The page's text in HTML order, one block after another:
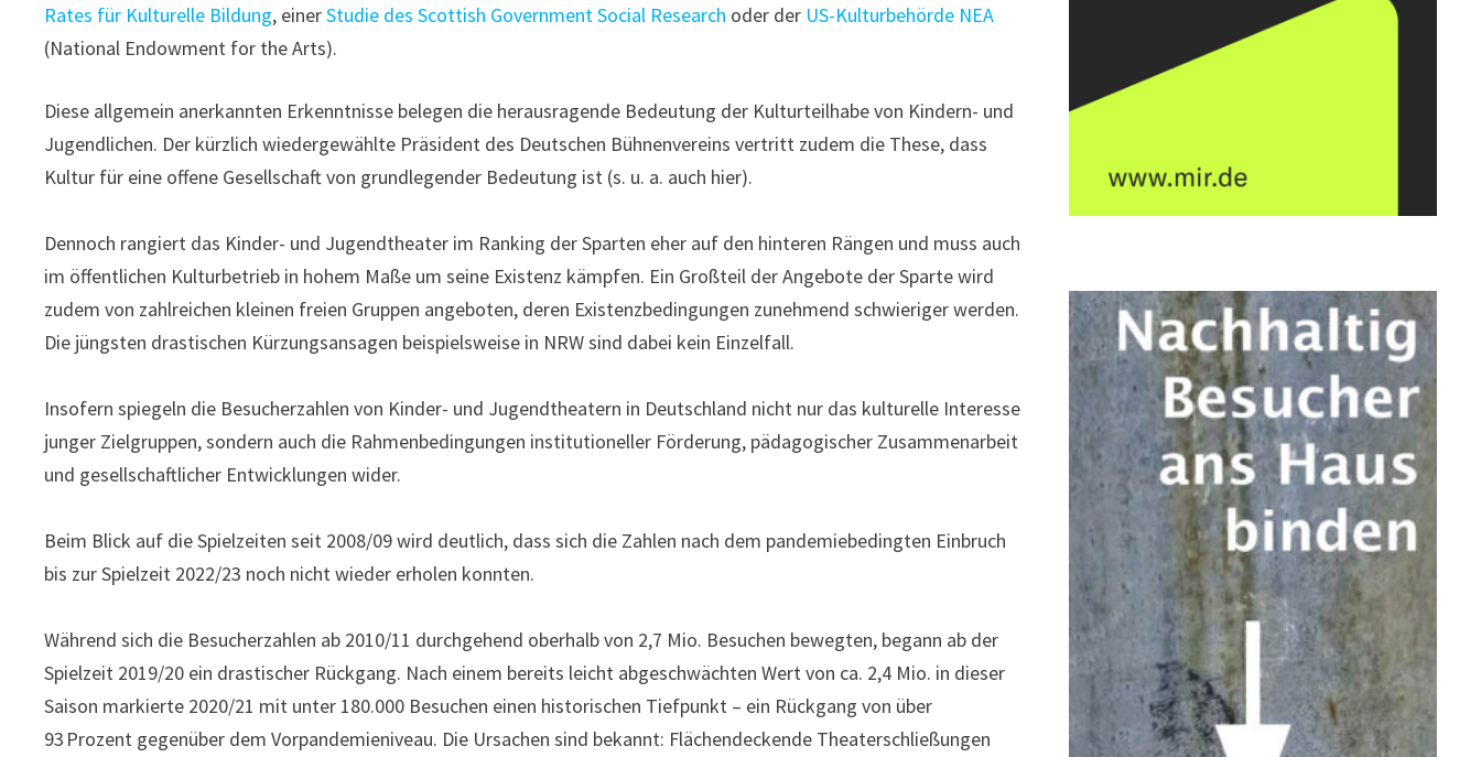
Rates für Kulturelle Bildung, einerStudie des Scottish Government Social Research oder der US-Kulturbehörde NEA
(National Endowment for the Arts).
Diese allgemein anerkannten Erkenntnisse belegen die herausragende Bedeutung der Kulturteilhabe von Kindern- und
Jugendlichen. Der kürzlich wiedergewählte Präsident des Deutschen Bühnenvereins vertritt zudem die These, dass
Kultur für eine offene Gesellschaft von grundlegender Bedeutung ist (s. u. a. auch hier).
Dennoch rangiert das Kinder- und Jugendtheater im Ranking der Sparten eher auf den hinteren Rängen und muss auch
im öffentlichen Kulturbetrieb in hohem Maße um seine Existenz kämpfen. Ein Großteil der Angebote der Sparte wird
zudem von zahlreichen kleinen freien Gruppen angeboten, deren Existenzbedingungen zunehmend schwieriger werden.
Die jüngsten drastischen Kürzungsansagen beispielsweise in NRW sind dabei kein Einzelfall.
Insofern spiegeln die Besucherzahlen von Kinder- und Jugendtheatern in Deutschland nicht nur das kulturelle Interesse
junger Zielgruppen, sondern auch die Rahmenbedingungen institutioneller Förderung, pädagogischer Zusammenarbeit
und gesellschaftlicher Entwicklungen wider.
Beim Blick auf die Spielzeiten seit 2008/09 wird deutlich, dass sich die Zahlen nach dem pandemiebedingten Einbruch
bis zur Spielzeit 2022/23 noch nicht wieder erholen konnten.
Während sich die Besucherzahlen ab 2010/11 durchgehend oberhalb von 2,7 Mio. Besuchen bewegten, begann ab der
Spielzeit 2019/20 ein drastischer Rückgang. Nach einem bereits leicht abgeschwächten Wert von ca. 2,4 Mio. in dieser
Saison markierte 2020/21 mit unter 180.000 Besuchen einen historischen Tiefpunkt – ein Rückgang von über
93 Prozent gegenüber dem Vorpandemieniveau. Die Ursachen sind bekannt: Flächendeckende Theaterschließungen